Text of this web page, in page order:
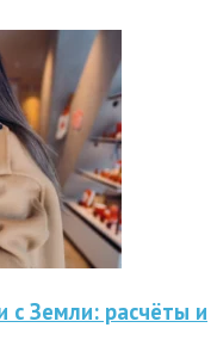
с Земли: расчёты и